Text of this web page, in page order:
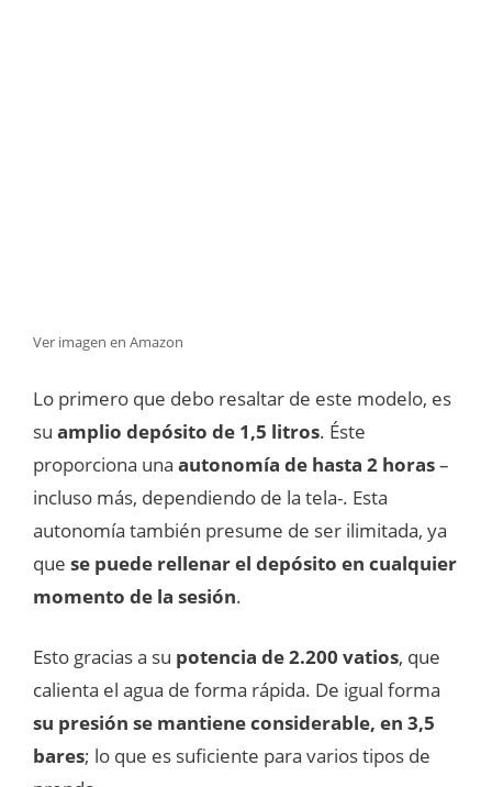
Ver imagen en Amazon
Lo primero que debo resaltar de este modelo, es
su amplio depósito de 1,5 litros. Éste
proporciona una autonomía de hasta 2 horas–
incluso más, dependiendo de la tela-. Esta
autonomía también presume de ser ilimitada, ya
que se puede rellenar el depósito en cualquier
momento de la sesión.
Esto gracias a su potencia de 2.200 vatios, que
calienta el agua de forma rápida. De igual forma
su presión se mantiene considerable, en 3,5
bares; lo que es suficiente para varios tipos de